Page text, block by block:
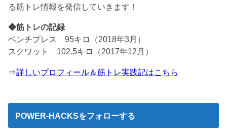
る筋トレ情報を発信していきます！
◆筋トレの記録
ベンチプレス 95キロ（2018年3月）
スクワット 102.5キロ（2017年12月）
⇒詳しいプロフィール＆筋トレ実践記はこちら
POWER-HACKSをフォローする